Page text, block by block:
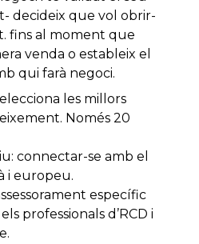
decideix que vol obrir-
fins al moment que
venda o estableix el
qui farà negoci.
les millors
Només 20
connectar-se amb el
i europeu.
específic
professionals d’RCD i